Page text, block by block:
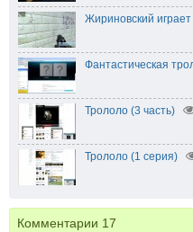
Жириновский играет
Фантастическая
Трололо (3 часть)
Трололо (1 серия)
Комментарии 17